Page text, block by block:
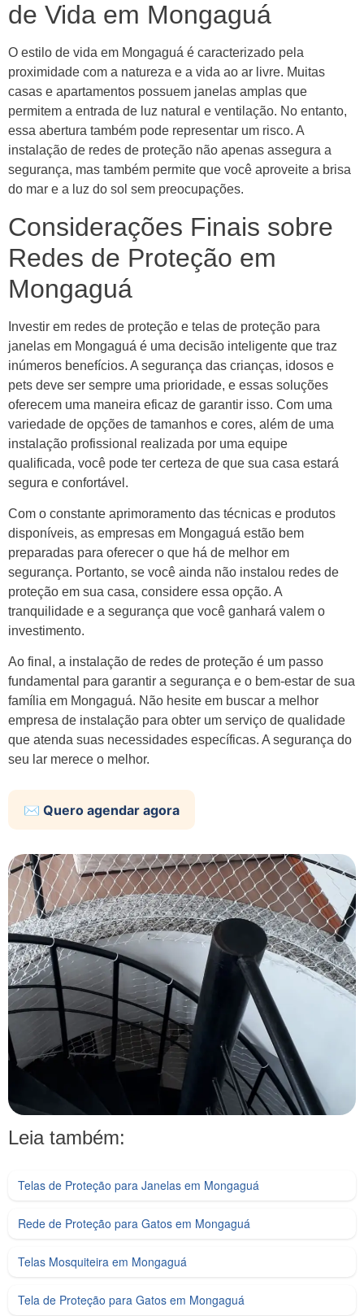
de Vida em Mongaguá
O estilo de vida em Mongaguá é caracterizado pela
proximidade com a natureza e a vida ao ar livre. Muitas
casas e apartamentos possuem janelas amplas que
permitem a entrada de luz natural e ventilação. No entanto,
essa abertura também pode representar um risco. A
instalação de redes de proteção não apenas assegura a
segurança, mas também permite que você aproveite a brisa
do mar e a luz do sol sem preocupações.
Considerações Finais sobre
Redes de Proteção em
Mongaguá
Investir em redes de proteção e telas de proteção para
janelas em Mongaguá é uma decisão inteligente que traz
inúmeros benefícios. A segurança das crianças, idosos e
pets deve ser sempre uma prioridade, e essas soluções
oferecem uma maneira eficaz de garantir isso. Com uma
variedade de opções de tamanhos e cores, além de uma
instalação profissional realizada por uma equipe
qualificada, você pode ter certeza de que sua casa estará
segura e confortável.
Com o constante aprimoramento das técnicas e produtos
disponíveis, as empresas em Mongaguá estão bem
preparadas para oferecer o que há de melhor em
segurança. Portanto, se você ainda não instalou redes de
proteção em sua casa, considere essa opção. A
tranquilidade e a segurança que você ganhará valem o
investimento.
Ao final, a instalação de redes de proteção é um passo
fundamental para garantir a segurança e o bem-estar de sua
família em Mongaguá. Não hesite em buscar a melhor
empresa de instalação para obter um serviço de qualidade
que atenda suas necessidades específicas. A segurança do
seu lar merece o melhor.
✉️ Quero agendar agora
Leia também:
Telas de Proteção para Janelas em Mongaguá
Rede de Proteção para Gatos em Mongaguá
Telas Mosquiteira em Mongaguá
Tela de Proteção para Gatos em Mongaguá